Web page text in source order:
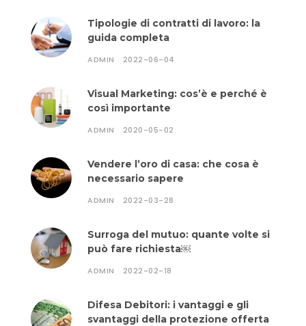
Tipologie di contratti di lavoro: la
guida completa
ADMIN 2022-06-04
Visual Marketing: cos’è e perché è
così importante
ADMIN 2020-05-02
Vendere l’oro di casa: che cosa è
necessario sapere
ADMIN 2022-03-28
Surroga del mutuo: quante volte si
può fare richiesta￼
ADMIN 2022-02-18
Difesa Debitori: i vantaggi e gli
svantaggi della protezione offerta